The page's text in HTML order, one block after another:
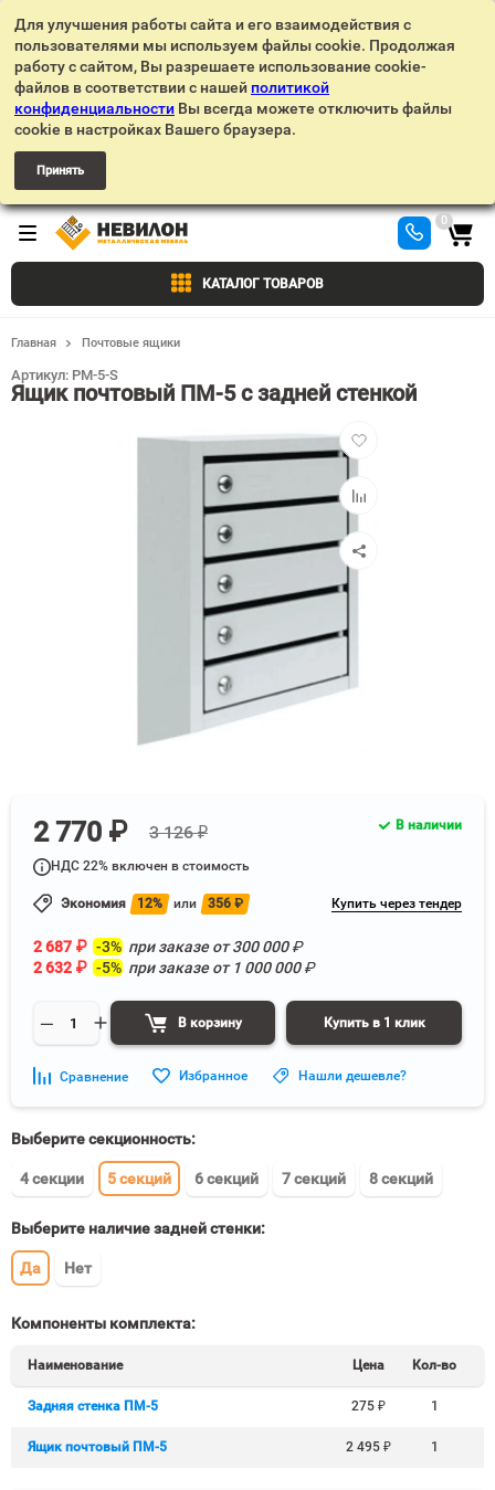
Для улучшения работы сайта и его взаимодействия с
пользователями мы используем файлы cookie. Продолжая
работу с сайтом, Вы разрешаете использование cookie-
файлов в соответствии с нашей политикой
конфиденциальности Вы всегда можете отключить файлы
cookie в настройках Вашего браузера.
Принять
КАТАЛОГ ТОВАРОВ
0
Главная Почтовые ящики
Ящик почтовый ПМ-5 с задней стенкой
Артикул: PM-5-S
Добавить
в
избранное
Добавить
к
сравнению
2 770 ₽ 3 126 ₽
НДС 22% включен в стоимость
Экономия 12% или 356 ₽ Купить через тендер
2 687 ₽ -3% при заказе от300 000₽
2 632 ₽ -5% при заказе от 1 000 000₽
В корзину Купить в 1 клик
В наличии
Сравнение Избранное Нашли дешевле?
Выберите секционность:
4 секции 5 секций 6 секций 7 секций 8 секций
Выберите наличие задней стенки:
Да Нет
Компоненты комплекта:
Наименование Цена Кол-во
Задняя стенка ПМ-5 275 ₽ 1
Ящик почтовый ПМ-5 2 495 ₽ 1